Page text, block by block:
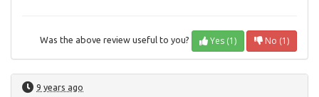
Was the above review useful to you? Yes (1) No (1)
9 years ago